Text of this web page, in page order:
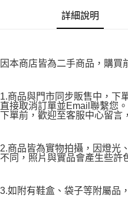
時審查核予不同之上限額度；若仍
請求用戶進行身份認證。
詳細說明
因本商店皆為二手商品，購買
1.商品與門市同步販售中，下
直接取消訂單並Email聯繫您
下單前，歡迎至客服中心留言
2.商品皆為實物拍攝，因燈光
不同，照片與實品會產生些許
3.如附有鞋盒、袋子等附屬品